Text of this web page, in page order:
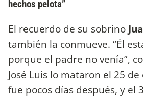
hechos pelota”
El recuerdo de su sobrino
también la conmueve. “Él
porque el padre no venía”,
José Luis lo mataron el 25
fue pocos días después, y el